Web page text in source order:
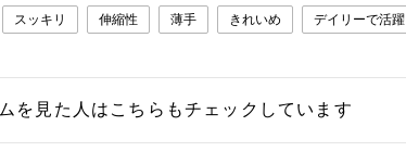
スッキリ 伸縮性 薄手 きれいめ デイリーで活躍
を見た人はこちらもチェックしています